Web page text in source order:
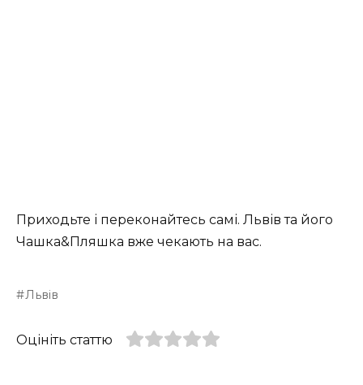
Приходьте і переконайтесь самі. Львів та його
Чашка&Пляшка вже чекають на вас.
Львів
Оцініть статтю